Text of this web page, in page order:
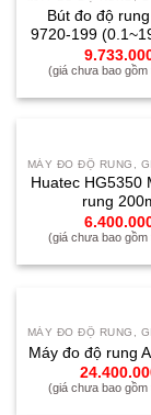
Bút đo độ
9720-199
(giá chưa bao gồm
Huatec HG5350
rung
(giá chưa bao gồm
Máy đo độ rung
(giá chưa bao gồm